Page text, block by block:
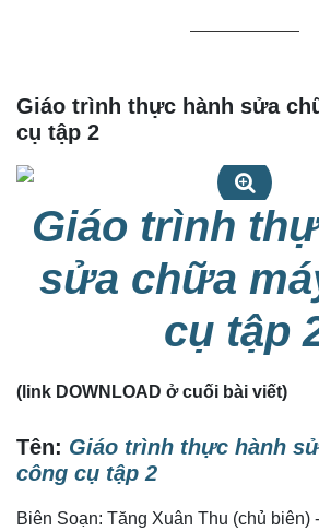
Giáo trình thực hành sửa
cụ tập 2
Giáo trình thực hành sửa
Giáo trình
sửa chữa
cụ tập
( link DOWNLOAD ở cuối bài viết)
Tên: Giáo trình thực hành
công cụ tập 2
Biên Soạn: Tăng Xuân Thu (chủ biên)